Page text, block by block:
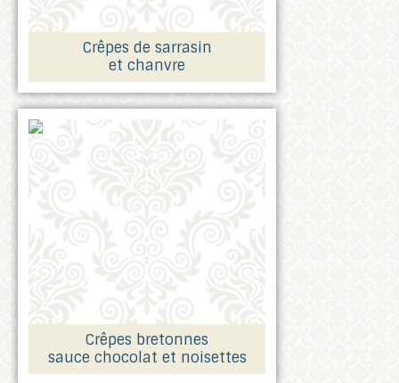
Crêpes de sarrasin
et chanvre
Crêpes bretonnes
sauce chocolat et noisettes